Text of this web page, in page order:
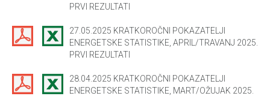
PRVI REZULTATI
27.05.2025 KRATKOROČNI POKAZATELJI
ENERGETSKE STATISTIKE, APRIL/TRAVANJ 2025.
PRVI REZULTATI
28.04.2025 KRATKOROČNI POKAZATELJI
ENERGETSKE STATISTIKE, MART/OŽUJAK 2025.